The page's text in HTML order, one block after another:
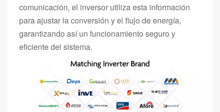
comunicación, el inversor utiliza esta información
para ajustar la conversión y el flujo de energía,
garantizando así un funcionamiento seguro y
eficiente del sistema.